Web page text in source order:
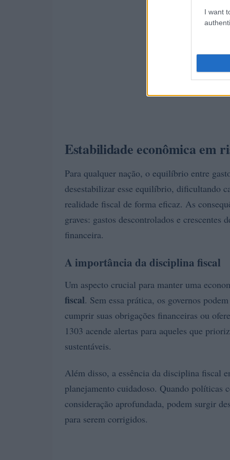
I want
Estabilidade econômica em
Para qualquer nação, o equilíbrio entre
desestabilizar esse equilíbrio, dificultando
realidade fiscal de forma eficaz. As
graves: gastos descontrolados e
financeira.
A importância da disciplina fiscal
Um aspecto crucial para manter uma
fiscal. Sem essa prática, os governos
cumprir suas obrigações financeiras ou
1303 acende alertas para aqueles que
sustentáveis.
Além disso, a essência da disciplina fiscal
planejamento cuidadoso. Quando políticas
consideração aprofundada, podem surgir
para serem corrigidos.